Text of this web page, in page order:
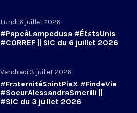
Lundi 6 juillet 2026
#PapeàLampedusa #ÉtatsUnis
#CORREF || SIC du 6 juillet 2026
Vendredi 3 juillet 2026
#FraternitéSaintPieX #FindeVie
#SoeurAlessandraSmerilli ||
#SIC du 3 juillet 2026